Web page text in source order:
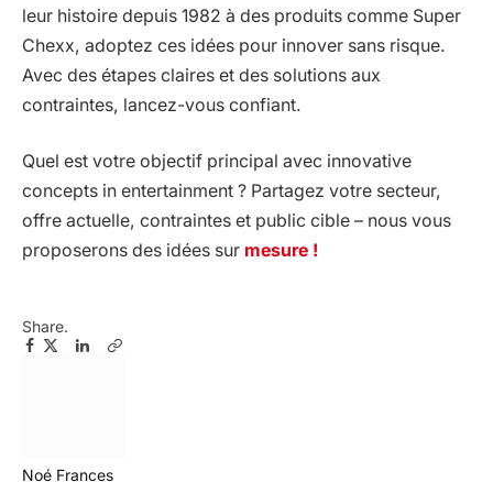
leur histoire depuis 1982 à des produits comme Super
Chexx, adoptez ces idées pour innover sans risque.
Avec des étapes claires et des solutions aux
contraintes, lancez-vous confiant.
Quel est votre objectif principal avec innovative
concepts in entertainment ? Partagez votre secteur,
offre actuelle, contraintes et public cible – nous vous
proposerons des idées sur mesure !
Share.
Facebook
TwitterPinterest
LinkedIn
EmailCopy
Noé Frances